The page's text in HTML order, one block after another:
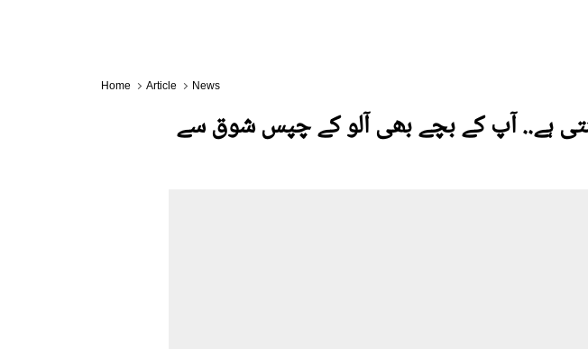
Home Article News
کی وجہ بنتی ہے.. آپ کے بچے بھی آلو کے چپس شوق سے